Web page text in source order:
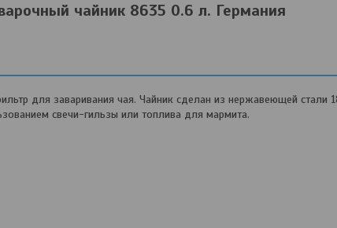
чайник 8635 0.6 л. Германия
для заваривания чая. Чайник сделан из нержавеющей стали
свечи-гильзы или топлива для мармита.